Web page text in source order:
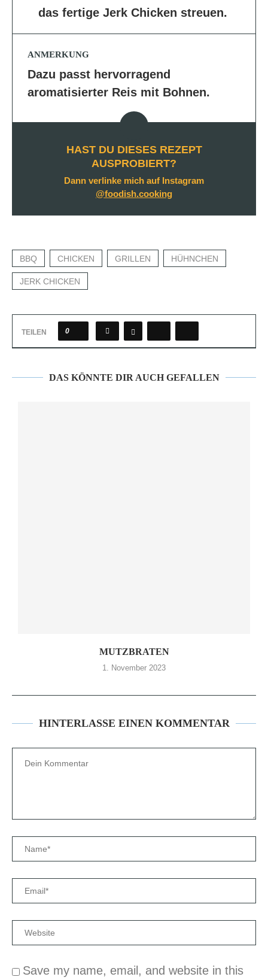
das fertige Jerk Chicken streuen.
ANMERKUNG
Dazu passt hervorragend
aromatisierter Reis mit Bohnen.
HAST DU DIESES REZEPT
AUSPROBIERT?
Dann verlinke mich auf Instagram
@foodish.cooking
BBQ CHICKEN GRILLEN HÜHNCHEN
JERK CHICKEN
TEILEN 0
DAS KÖNNTE DIR AUCH GEFALLEN
MUTZBRATEN
1. November 2023
HINTERLASSE EINEN KOMMENTAR
Save my name, email, and website in this